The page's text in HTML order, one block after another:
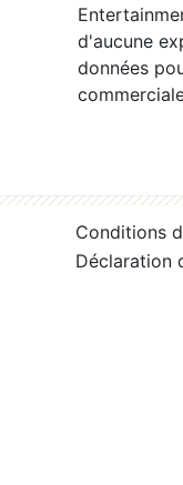
d'aucune
données
Conditions
Déclaration